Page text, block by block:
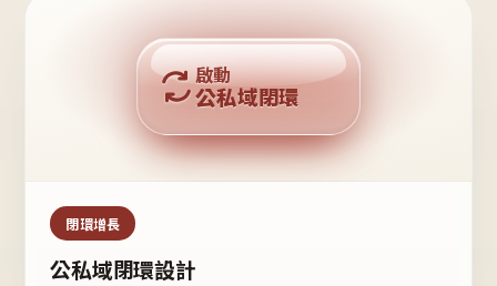
公域流量
私域鐵粉
回購複利
啟動
公私域閉環
閉環增長
公私域閉環設計